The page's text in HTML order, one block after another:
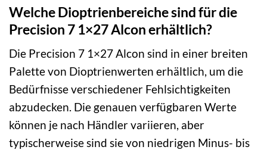
Welche Dioptrienbereiche sind für die
Precision 7 1×27 Alcon erhältlich?
Die Precision 7 1×27 Alcon sind in einer breiten
Palette von Dioptrienwerten erhältlich, um die
Bedürfnisse verschiedener Fehlsichtigkeiten
abzudecken. Die genauen verfügbaren Werte
können je nach Händler variieren, aber
typischerweise sind sie von niedrigen Minus- bis